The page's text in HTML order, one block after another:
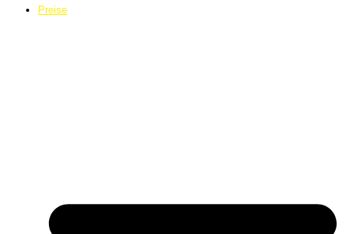
Preise